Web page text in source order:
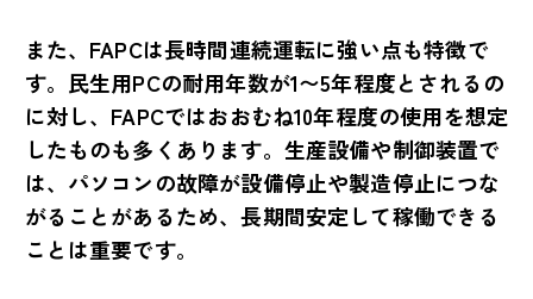
また、FAPCは長時間連続運転に強い点も特徴で
す。民生用PCの耐用年数が1〜5年程度とされるの
に対し、FAPCではおおむね10年程度の使用を想定
したものも多くあります。生産設備や制御装置で
は、パソコンの故障が設備停止や製造停止につな
がることがあるため、長期間安定して稼働できる
ことは重要です。